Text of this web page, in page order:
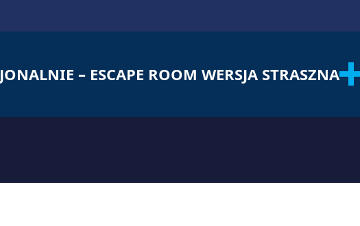
– ESCAPE ROOM WERSJA STRASZNA